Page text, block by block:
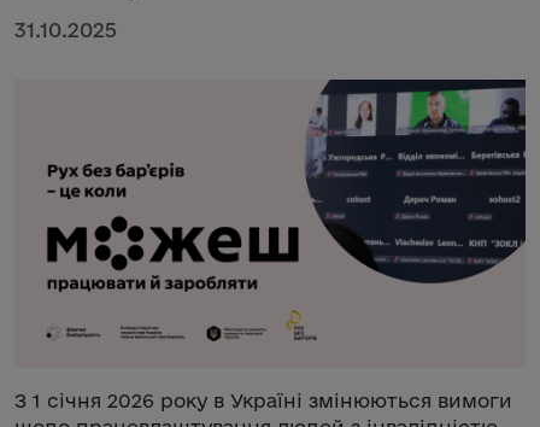
31.10.2025
З 1 січня 2026 року в Україні змінюються вимоги